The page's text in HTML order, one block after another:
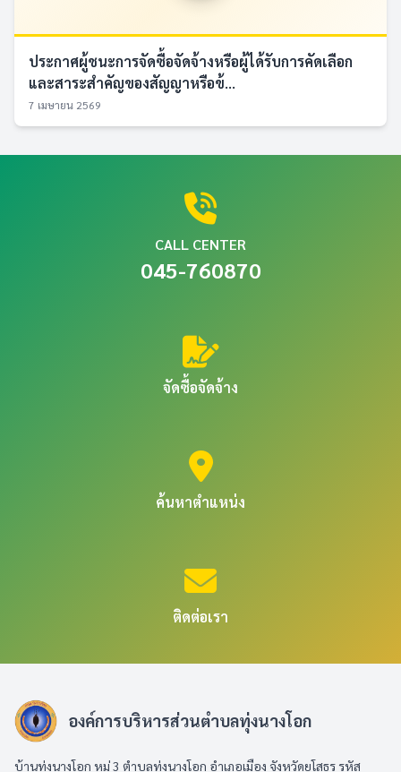
ประกาศผู้ชนะการจัดซื้อจัดจ้างหรือผู้ได้รับการคัดเลือก
และสาระสำคัญของสัญญาหรือข้...
7 เมษายน 2569
CALL CENTER
045-760870
จัดซื้อจัดจ้าง
ค้นหาตำแหน่ง
ติดต่อเรา
องค์การบริหารส่วนตำบลทุ่งนางโอก
บ้านทุ่งนางโอก หมู่ 3 ตำบลทุ่งนางโอก อำเภอเมือง จังหวัดยโสธร รหัส